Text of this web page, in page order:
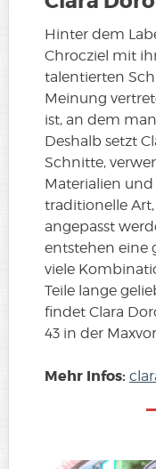
Hinter dem
Chrocziel mit
talentierten
Meinung
ist, an dem
Deshalb setzt
Schnitte,
Materialien
traditionelle
angepasst
entstehen eine
viele
Teile lange
findet Clara
43 in der
Mehr Infos: